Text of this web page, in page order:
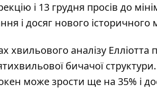
і 13 грудня просів до
і досяг нового історичного
аналізу Елліотта
бичачої
може зрости ще на 35% і